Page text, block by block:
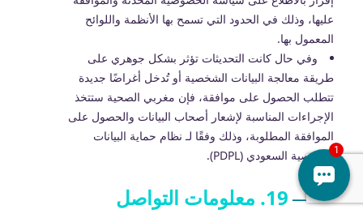
عليها، وذلك في الحدود التي تسمح بها الأنظمة واللوائح
المعمول بها.
وفي حال كانت التحديثات تؤثر بشكل جوهري على
طريقة معالجة البيانات الشخصية أو تُدخل أغراضًا جديدة
تتطلب الحصول على موافقة، فإن مغربي الصحية ستتخذ
الإجراءات المناسبة لإشعار أصحاب البيانات والحصول على
الموافقة المطلوبة، وذلك وفقًا لـ نظام حماية البيانات
الشخصية السعودي (PDPL).
19. معلومات التواصل